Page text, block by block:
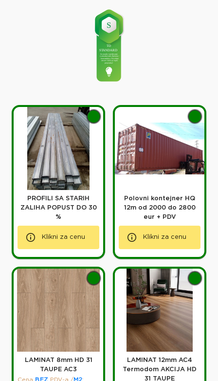
PROFILI SA STARIH
ZALIHA POPUST DO 30
%
Klikni za cenu
Polovni kontejner HQ
12m od 2000 do 2800
eur + PDV
Klikni za cenu
LAMINAT 8mm HD 31
TAUPE AC3
Cena
BEZ PDV-a / M2:
LAMINAT 12mm AC4
Termodom AKCIJA HD
31 TAUPE